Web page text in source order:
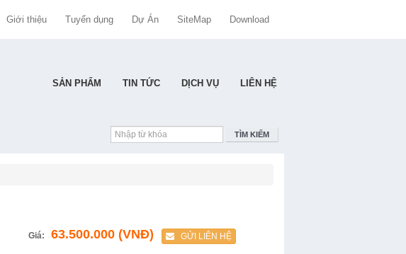
Giới thiệu Tuyển dụng Dự Án SiteMap Download
LIÊN HỆ
DỊCH VỤ
TIN TỨC
SẢN PHẨM
TÌM KIẾM
Giá: 63.500.000 (VNĐ) GỬI LIÊN HỆ